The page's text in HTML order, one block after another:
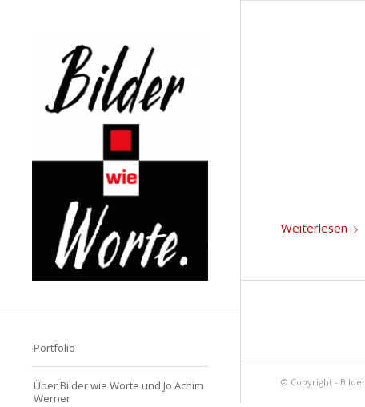
Portfolio
Über Bilder wie Worte und Jo Achim
Werner
Weiterlesen
© Copyright -